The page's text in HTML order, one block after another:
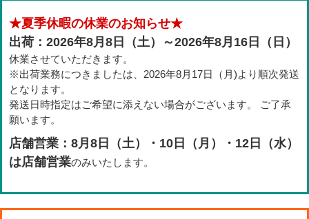
★夏季休暇の休業のお知らせ★
出荷：2026年8月8日（土）～2026年8月16日（日）
休業させていただきます。
※出荷業務につきましたは、2026年8月17日（月)より順次発送
となります。
発送日時指定はご希望に添えない場合がございます。 ご了承
願います。
店舗営業：8月8日（土）・10日（月）・12日（水）
は店舗営業のみいたします。